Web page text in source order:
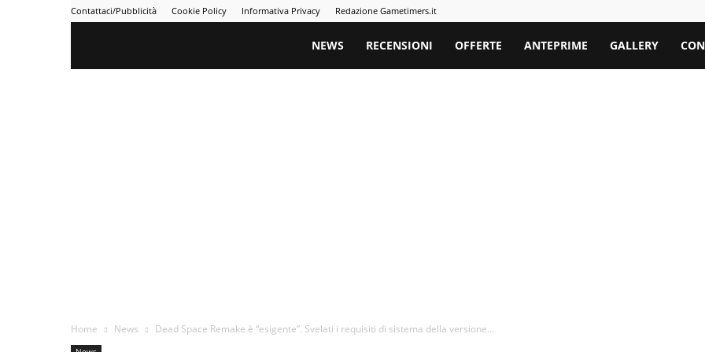
Contattaci/Pubblicità Cookie Policy Informativa Privacy Redazione Gametimers.it
Gametimers
NEWS RECENSIONI OFFERTE ANTEPRIME GALLERY
Home News Dead Space Remake è “esigente”. Svelati i requisiti di sistema della versione...